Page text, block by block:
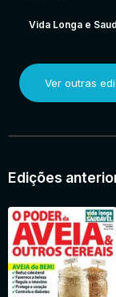
Vida Longa e
Ver outras
Edições